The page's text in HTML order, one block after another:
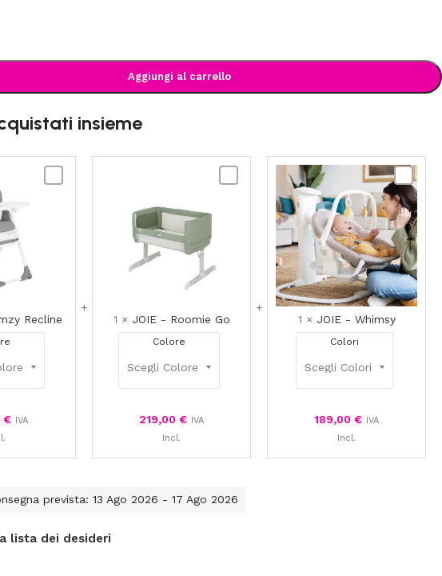
Aggiungi al carrello
insieme
Recline
€ IVA
1 × JOIE - Roomie Go
Colore
219,00 € IVA
Incl.
Whimsy
1 × JOIE - Whimsy
Colori
189,00 € IVA
Incl.
prevista: 13 Ago 2026 - 17 Ago 2026
lista dei desideri